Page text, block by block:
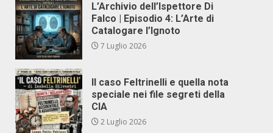
L’Archivio dell’Ispettore Di
Falco | Episodio 4: L’Arte di
Catalogare l’Ignoto
7 Luglio 2026
Il caso Feltrinelli e quella nota
speciale nei file segreti della
CIA
2 Luglio 2026